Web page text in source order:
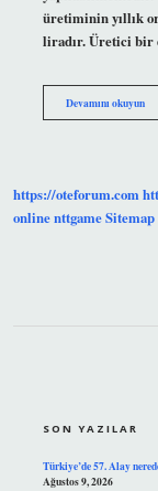
üretiminin yıllık
liradır. Üretici bir
Devamını okuyun
https://oteforum.com
onlinenttgameSitemap
SON YAZILAR
Türkiye’de 57. Alay
Ağustos 9, 2026